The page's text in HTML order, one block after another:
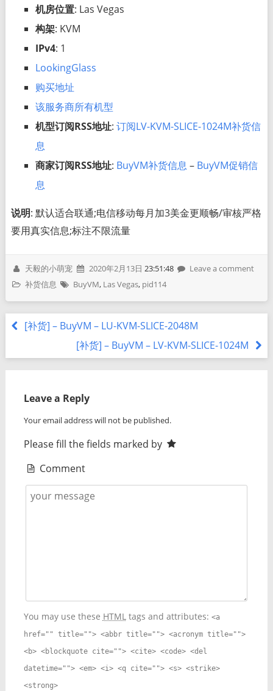
机房位置: Las Vegas
构架: KVM
IPv4: 1
LookingGlass
购买地址
该服务商所有机型
机型订阅RSS地址: 订阅LV-KVM-SLICE-1024M补货信
息
商家订阅RSS地址: BuyVM补货信息 – BuyVM促销信
息
说明: 默认适合联通;电信移动每月加3美金更顺畅/审核严格
要用真实信息;标注不限流量
天毅的小萌宠 2020年2月13日 23:51:48
Leave a comment
补货信息
BuyVM, Las Vegas, pid114
[补货] – BuyVM – LU-KVM-SLICE-2048M
[补货] – BuyVM – LV-KVM-SLICE-1024M
Leave a Reply
Your email address will not be published.
Please fill the fields marked by
Comment
You may use these HTMLtags and attributes: <a
href="" title=""> <abbr title=""> <acronym title="">
<b> <blockquote cite=""> <cite> <code> <del
datetime=""> <em> <i> <q cite=""> <s> <strike>
<strong>